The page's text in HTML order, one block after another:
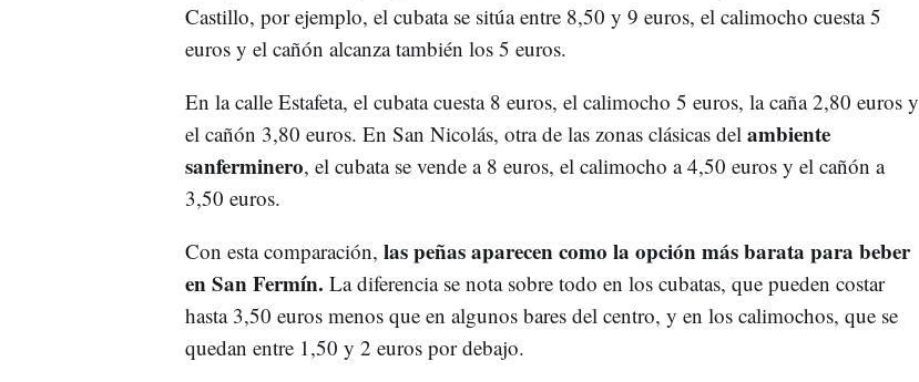
Castillo, por ejemplo, el cubata se sitúa entre 8,50 y 9 euros, el calimocho cuesta 5
euros y el cañón alcanza también los 5 euros.
En la calle Estafeta, el cubata cuesta 8 euros, el calimocho 5 euros, la caña 2,80 euros y
el cañón 3,80 euros. En San Nicolás, otra de las zonas clásicas del ambiente
sanferminero, el cubata se vende a 8 euros, el calimocho a 4,50 euros y el cañón a
3,50 euros.
Con esta comparación, las peñas aparecen como la opción más barata para beber
en San Fermín. La diferencia se nota sobre todo en los cubatas, que pueden costar
hasta 3,50 euros menos que en algunos bares del centro, y en los calimochos, que se
quedan entre 1,50 y 2 euros por debajo.